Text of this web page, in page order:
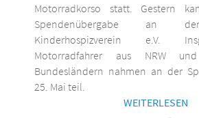
Motorradkorso statt. Gestern
Spendenübergabe an
Kinderhospizverein e.V.
Motorradfahrer aus NRW und
Bundesländern nahmen an der
25. Mai teil.
WEITERLESEN